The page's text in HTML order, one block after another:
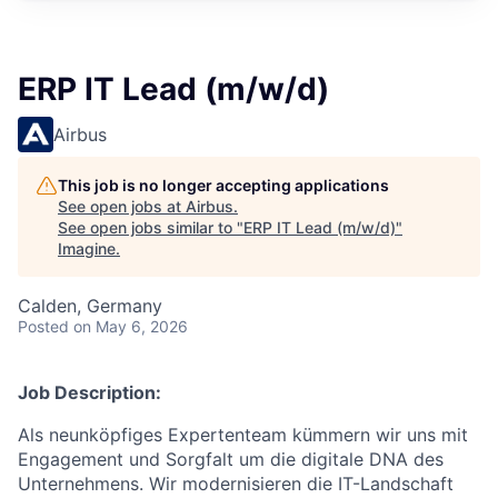
ERP IT Lead (m/w/d)
Airbus
This job is no longer accepting applications
See open jobs at Airbus.
See open jobs similar to "ERP IT Lead (m/w/d)"
Imagine.
Calden, Germany
Posted on May 6, 2026
Job Description:
Als neunköpfiges Expertenteam kümmern wir uns mit
Engagement und Sorgfalt um die digitale DNA des
Unternehmens. Wir modernisieren die IT-Landschaft